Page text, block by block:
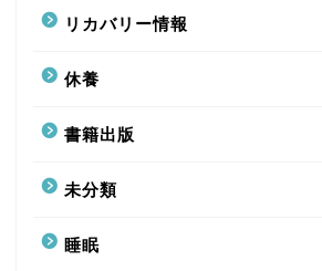
リカバリー情報
休養
書籍出版
未分類
睡眠